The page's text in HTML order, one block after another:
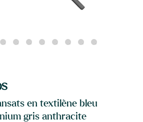
en textilène bleu
gris anthracite